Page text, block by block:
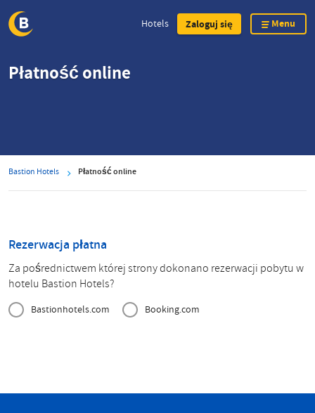
Hotels Zaloguj się Menu
Płatność online
Bastion Hotels Płatność online
Rezerwacja płatna
Za pośrednictwem której strony dokonano rezerwacji pobytu w
hotelu Bastion Hotels?
Bastionhotels.com Booking.com